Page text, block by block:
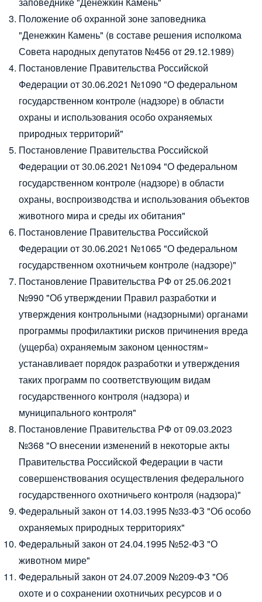
Положение об охранной зоне заповедника
"Денежкин Камень" (в составе решения исполкома
Совета народных депутатов №456 от 29.12.1989)
Постановление Правительства Российской
Федерации от 30.06.2021 №1090 "О федеральном
государственном контроле (надзоре) в области
охраны и использования особо охраняемых
природных территорий"
Постановление Правительства Российской
Федерации от 30.06.2021 №1094"О федеральном
государственном контроле (надзоре) в области
охраны, воспроизводства и использования объектов
животного мира и среды их обитания"
Постановление Правительства Российской
Федерации от 30.06.2021 №1065"О федеральном
государственном охотничьем контроле (надзоре)"
Постановление Правительства РФ от 25.06.2021
№990 "Об утверждении Правил разработки и
утверждения контрольными (надзорными) органами
программы профилактики рисков причинения вреда
(ущерба) охраняемым законом ценностям»
устанавливает порядок разработки и утверждения
таких программ по соответствующим видам
государственного контроля (надзора) и
муниципального контроля"
Постановление Правительства РФ от 09.03.2023
№368 "О внесении изменений в некоторые акты
Правительства Российской Федерации в части
совершенствования осуществления федерального
государственного охотничьего контроля (надзора)"
Федеральный закон от 14.03.1995 №33-ФЗ "Об особо
охраняемых природных территориях"
Федеральный закон от 24.04.1995 №52-ФЗ "О
животном мире"
Федеральный закон от 24.07.2009 №209-ФЗ "Об
охоте и о сохранении охотничьих ресурсов и о